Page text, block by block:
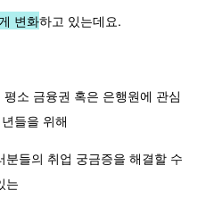
변화하고 있는데요.
소 금융권 혹은 은행원에 관심
들을 위해
들의 취업 궁금증을 해결할 수
는